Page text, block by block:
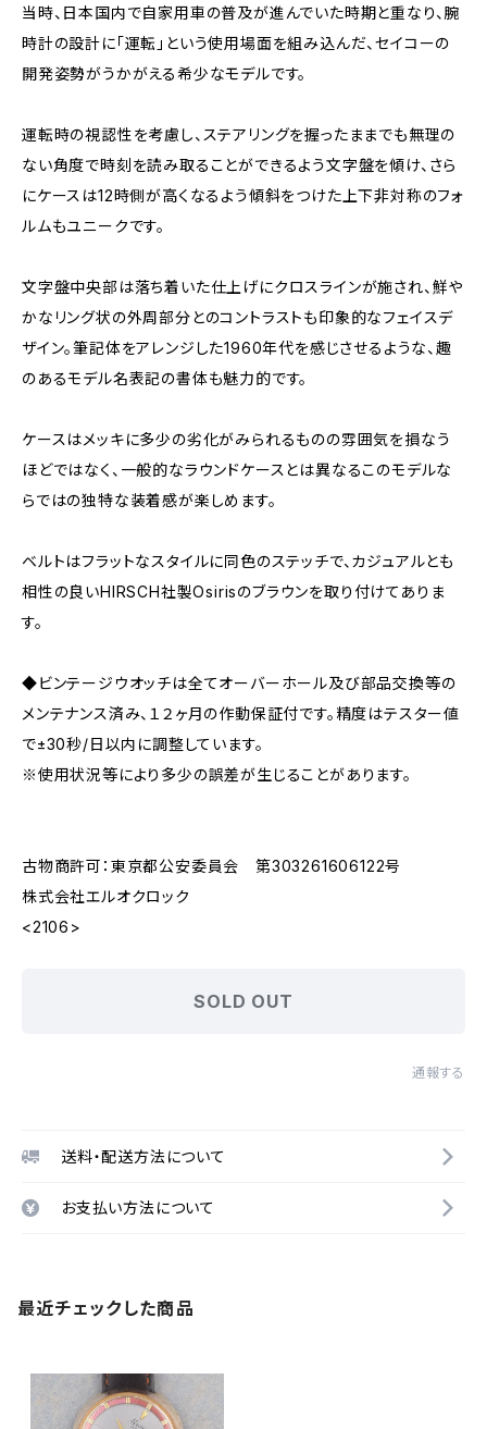
当時、日本国内で自家用車の普及が進んでいた時期と重なり、腕
時計の設計に「運転」という使用場面を組み込んだ、セイコーの
開発姿勢がうかがえる希少なモデルです。
運転時の視認性を考慮し、ステアリングを握ったままでも無理の
ない角度で時刻を読み取ることができるよう文字盤を傾け、さら
にケースは12時側が高くなるよう傾斜をつけた上下非対称のフォ
ルムもユニークです。
文字盤中央部は落ち着いた仕上げにクロスラインが施され、鮮や
かなリング状の外周部分とのコントラストも印象的なフェイスデ
ザイン。筆記体をアレンジした1960年代を感じさせるような、趣
のあるモデル名表記の書体も魅力的です。
ケースはメッキに多少の劣化がみられるものの雰囲気を損なう
ほどではなく、一般的なラウンドケースとは異なるこのモデルな
らではの独特な装着感が楽しめます。
ベルトはフラットなスタイルに同色のステッチで、カジュアルとも
相性の良いHIRSCH社製Osirisのブラウンを取り付けてありま
す。
◆ビンテージウオッチは全てオーバーホール及び部品交換等の
メンテナンス済み、１２ヶ月の作動保証付です。精度はテスター値
で±30秒/日以内に調整しています。
※使用状況等により多少の誤差が生じることがあります。
古物商許可：東京都公安委員会 第303261606122号
株式会社エルオクロック
<2106>
SOLD OUT
通報する
送料・配送方法について
お支払い方法について
最近チェックした商品